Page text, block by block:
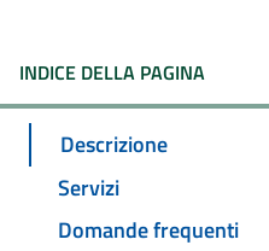
INDICE DELLA PAGINA
Descrizione
Servizi
Domande frequenti